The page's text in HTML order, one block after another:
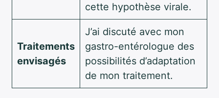
cette hypothèse virale.
Traitements
envisagés
J’ai discuté avec mon
gastro-entérologue des
possibilités d’adaptation
de mon traitement.